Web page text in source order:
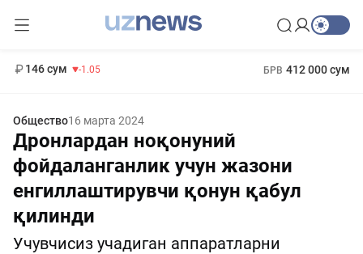
146 сум -1.05 БРВ 412 000 сум
Общество16 марта 2024
Дронлардан ноқонуний
фойдаланганлик учун жазони
енгиллаштирувчи қонун қабул
қилинди
Учувчисиз учадиган аппаратларни